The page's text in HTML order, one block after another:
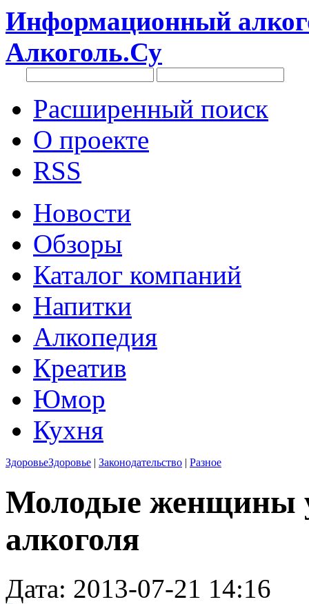
Информационный
Алкоголь.Су
Расширенный поиск
О проекте
RSS
Новости
Обзоры
Каталог компаний
Напитки
Алкопедия
Креатив
Юмор
Кухня
ЗдоровьеЗдоровье | Законодательство | Разное
Молодые женщины
алкоголя
Дата: 2013-07-21 14:16